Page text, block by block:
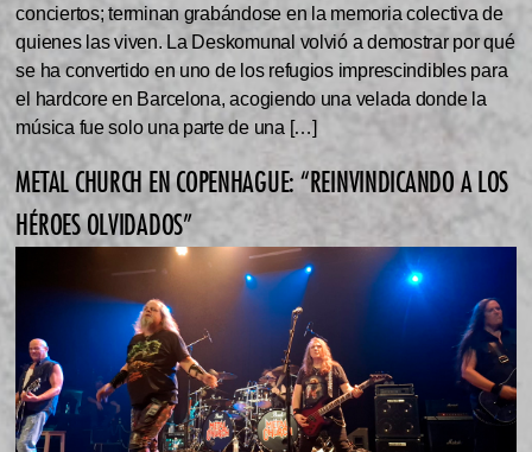
conciertos; terminan grabándose en la memoria colectiva de
quienes las viven. La Deskomunal volvió a demostrar por qué
se ha convertido en uno de los refugios imprescindibles para
el hardcore en Barcelona, acogiendo una velada donde la
música fue solo una parte de una […]
METAL CHURCH EN COPENHAGUE: “REINVINDICANDO A LOS
HÉROES OLVIDADOS”